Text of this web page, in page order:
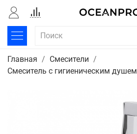
Главная
Смесители
Смеситель с гигиеническим душем